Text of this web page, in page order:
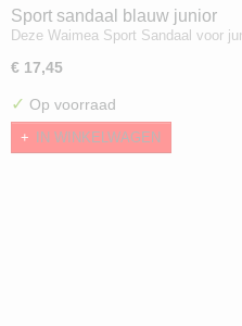
Sport sandaal blauw junior
Deze Waimea Sport Sandaal voor
€ 17,45
✓ Op voorraad
IN WINKELWAGEN